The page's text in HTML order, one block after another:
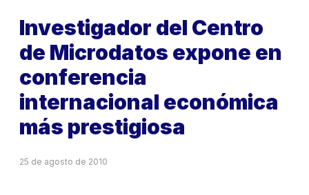
Investigador del Centro
de Microdatos expone en
conferencia
internacional económica
más prestigiosa
25 de agosto de 2010